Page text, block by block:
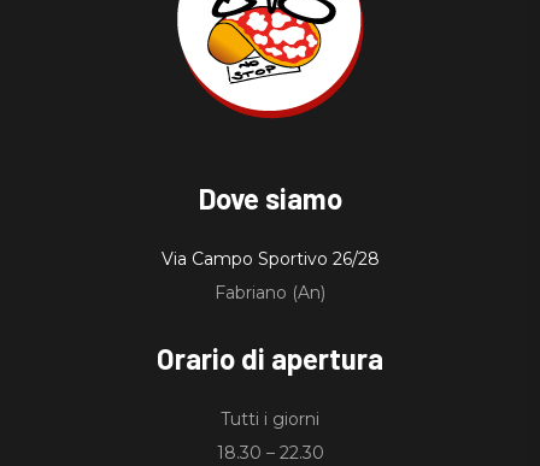
Dove siamo
Via Campo Sportivo 26/28
Fabriano (An)
Orario di apertura
Tutti i giorni
18.30 – 22.30